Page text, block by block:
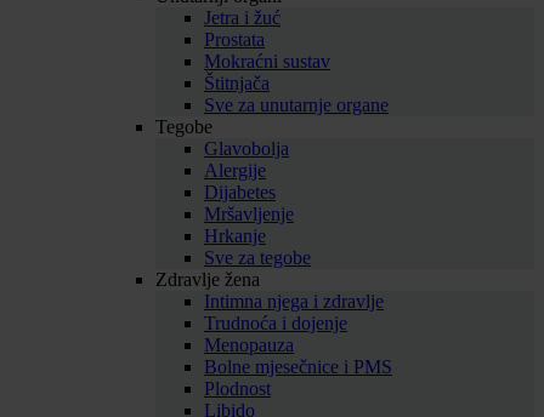
Jetra i žuć
Prostata
Mokraćni sustav
Štitnjača
Sve za unutarnje organe
Tegobe
Glavobolja
Alergije
Dijabetes
Mršavljenje
Hrkanje
Sve za tegobe
Zdravlje žena
Intimna njega i zdravlje
Trudnoća i dojenje
Menopauza
Bolne mjesečnice i PMS
Plodnost
Libido